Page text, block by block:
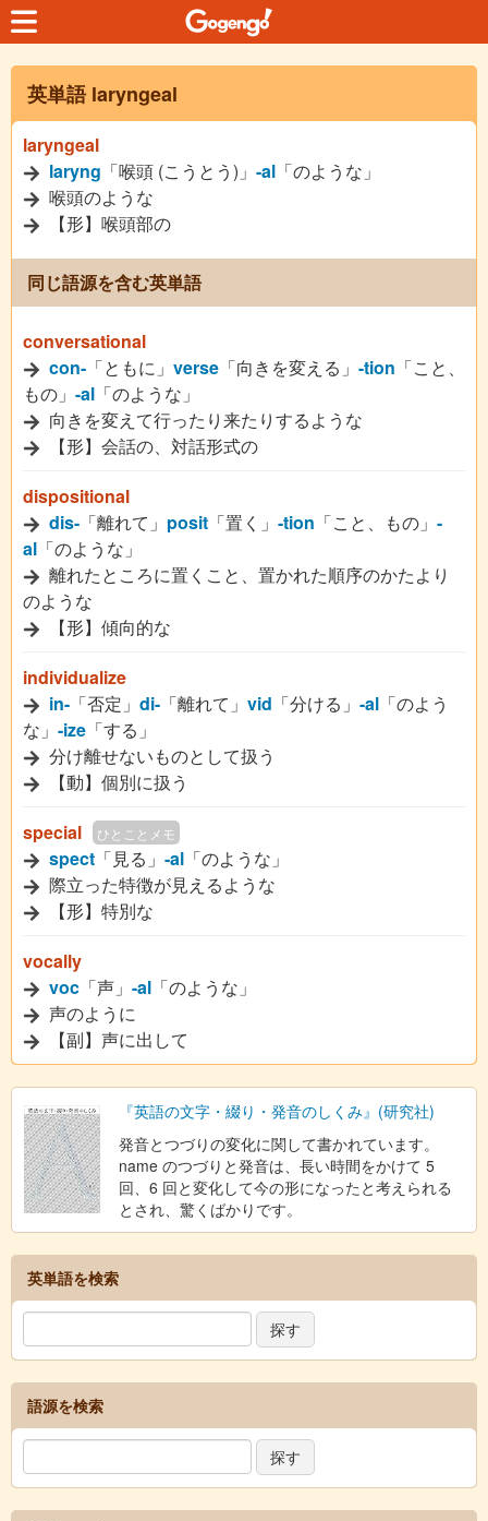
英単語 laryngeal
laryngeal
laryng 「喉頭 (こうとう)」 -al 「のような」
喉頭のような
【形】喉頭部の
同じ語源を含む英単語
conversational
con- 「ともに」 verse 「向きを変える」 -tion 「こと、
もの」 -al 「のような」
向きを変えて行ったり来たりするような
【形】会話の、対話形式の
dispositional
dis- 「離れて」 posit 「置く」 -tion 「こと、もの」 -
al 「のような」
離れたところに置くこと、置かれた順序のかたより
のような
【形】傾向的な
individualize
in- 「否定」 di- 「離れて」 vid 「分ける」 -al 「のよう
な」 -ize 「する」
分け離せないものとして扱う
【動】個別に扱う
special
ひとことメモ
spect 「見る」 -al 「のような」
際立った特徴が見えるような
【形】特別な
vocally
voc 「声」 -al 「のような」
声のように
【副】声に出して
『英語の文字・綴り・発音のしくみ』(研究社)
発音とつづりの変化に関して書かれています。
name のつづりと発音は、長い時間をかけて 5
回、6 回と変化して今の形になったと考えられる
とされ、驚くばかりです。
英単語を検索
語源を検索